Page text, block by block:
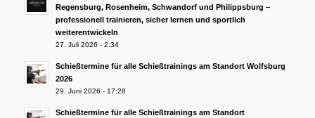
Regensburg, Rosenheim, Schwandorf und Philippsburg –
professionell trainieren, sicher lernen und sportlich
weiterentwickeln
27. Juli 2026 - 2:34
Schießtermine für alle Schießtrainings am Standort Wolfsburg
2026
29. Juni 2026 - 17:28
Schießtermine für alle Schießtrainings am Standort